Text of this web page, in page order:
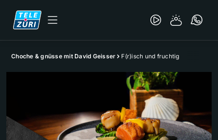
Choche & gnüsse mit David Geisser F(r)isch und fruchtig